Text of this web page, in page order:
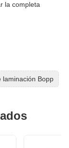
la completa
laminación Bopp